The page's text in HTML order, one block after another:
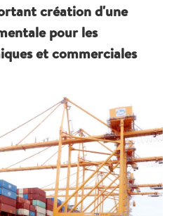
création d'une
pour les
et commerciales